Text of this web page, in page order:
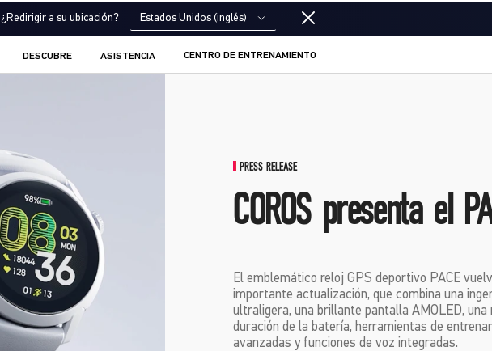
¿Redirigir a su ubicación? Estados Unidos (inglés)
DESCUBRE ASISTENCIA CENTRO DE ENTRENAMIENTO
PRESS RELEASE
COROS presenta el
El emblemático reloj GPS deportivo PACE
importante actualización, que combina una
ultraligera, una brillante pantalla AMOLED, una
duración de la batería, herramientas de
avanzadas y funciones de voz integradas.